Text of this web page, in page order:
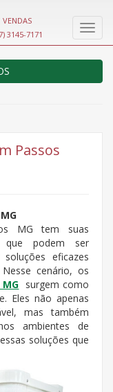
VENDAS
3145-7171
Passos
MG tem suas
que podem ser
eficazes
cenário, os
surgem como
Eles não apenas
mas também
ambientes de
soluções que